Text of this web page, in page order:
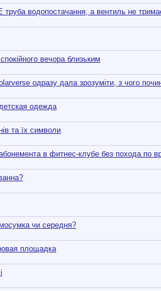
труба водопостачання, а вентиль не
вечора близьким
одразу дала зрозуміти, з чого
одежда
та їх символи
в фитнес-клубе без похода по
чи середня?
площадка